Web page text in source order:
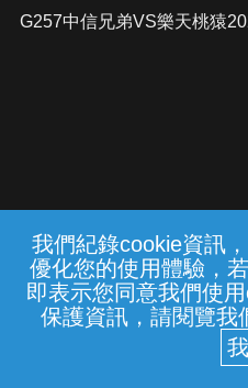
我們紀錄cookie資訊
優化您的使用體驗，
即表示您同意我們使
保護資訊，請閱覽我
G257中信兄弟VS樂天桃猿
常見問題 線上客服
中華電信股份有限
(統一編號：